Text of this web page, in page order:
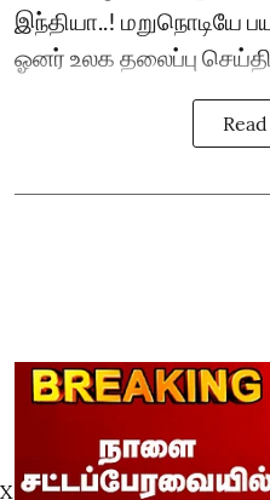
இந்தியா..! மறுநொடியே
ஓனர் உலக தலைப்பு
X